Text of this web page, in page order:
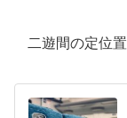
二遊間の定位